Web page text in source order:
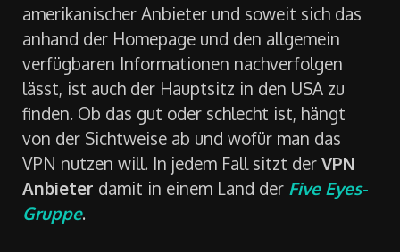
amerikanischer Anbieter und soweit sich das
anhand der Homepage und den allgemein
verfügbaren Informationen nachverfolgen
lässt, ist auch der Hauptsitz in den USA zu
finden. Ob das gut oder schlecht ist, hängt
von der Sichtweise ab und wofür man das
VPN nutzen will. In jedem Fall sitzt der VPN
Anbieter damit in einem Land der Five Eyes-
Gruppe.